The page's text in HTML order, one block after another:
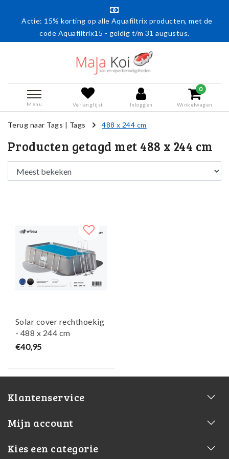
Actie: 15% korting op alle Aquafiltrix producten, met de
code Aquafiltrix15 - geldig t/m 31 augustus.
Menu Verlanglijst Inloggen
0
Winkelwagen
Terug naar Tags | Tags 488 x 244 cm
Producten getagd met 488 x 244 cm
Solar cover rechthoekig
- 488 x 244 cm
(zeilmaat 476 x 234) -
€40,95
Klantenservice
Mijn account
Kies een categorie